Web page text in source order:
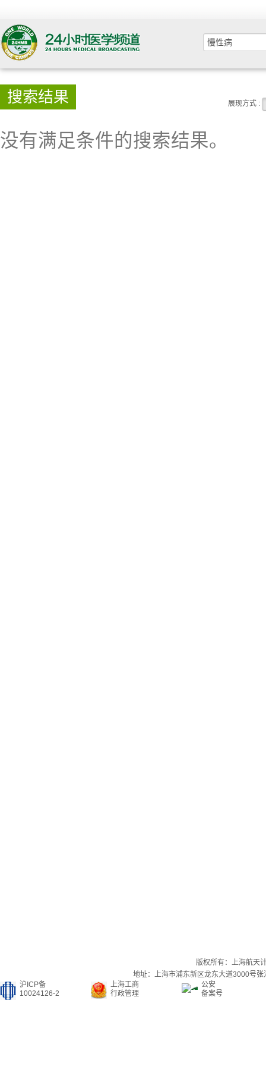
搜索结果 展现方式 :
没有满足条件的搜索结果。
版权所有：上海航天
地址：上海市浦东新区龙东大道3000号
沪ICP备
10024126-2
上海工商
行政管理
公安
备案号